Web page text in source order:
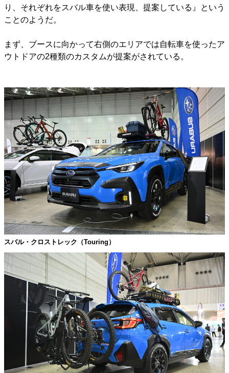
り、それぞれをスバル車を使い表現、提案している』という
ことのようだ。
まず、ブースに向かって右側のエリアでは自転車を使ったア
ウトドアの2種類のカスタムが提案がされている。
スバル・クロストレック（Touring）